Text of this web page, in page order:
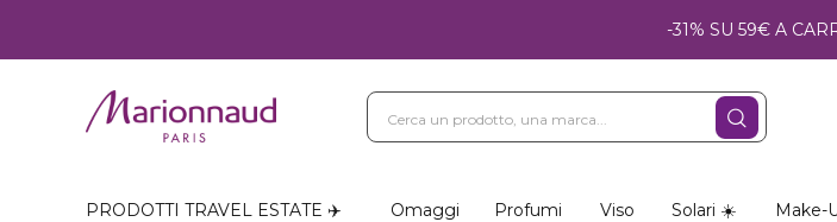
-31% SU 59€ A
PRODOTTI TRAVEL ESTATE ✈️ Omaggi Profumi Viso Solari ☀️ Make-